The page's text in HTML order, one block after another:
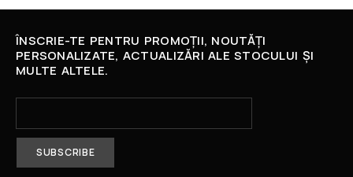
ÎNSCRIE-TE PENTRU PROMOȚII, NOUTĂȚI
PERSONALIZATE, ACTUALIZĂRI ALE STOCULUI ȘI
MULTE ALTELE.